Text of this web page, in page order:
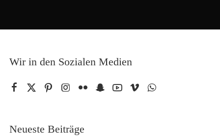
Wir in den Sozialen Medien
Neueste Beiträge